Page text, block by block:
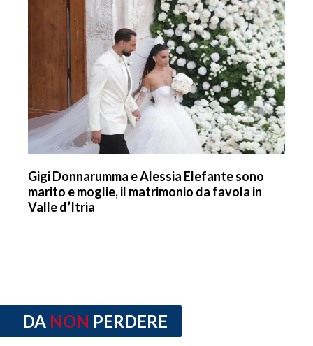
Gigi Donnarumma e Alessia Elefante sono
marito e moglie, il matrimonio da favola in
Valle d’Itria
DA NON PERDERE